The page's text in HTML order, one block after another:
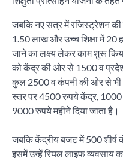
जबकि नए सत्र में रजिस्ट्रेशन
1.50 लाख और उच्च शिक्षा में 20
जाने का लक्ष्य लेकर काम शुरू
को केंद्र की ओर से 1500 व
कुल 2500 व कंपनी की ओर से भी
स्तर पर 4500 रुपये केंद्र,
9000 रुपये महीने दिया जाता है।
जबकि केंद्रीय बजट में 500 शीर्ष
इसमें उन्हें रियल लाइफ व्यवसाय